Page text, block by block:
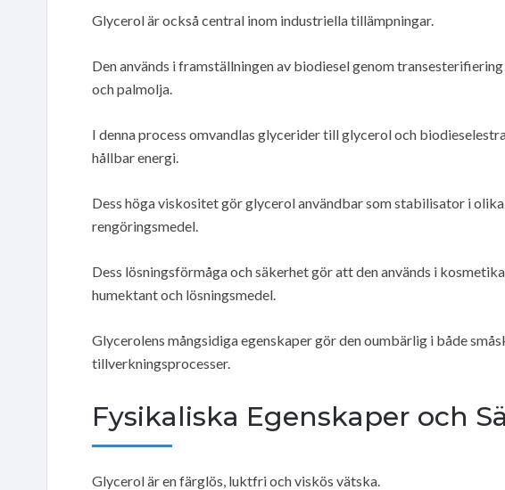
Glycerol är också central inom industriella tillämpningar.
Den används i framställningen av biodiesel genom
och palmolja.
I denna process omvandlas glycerider till glycerol och
hållbar energi.
Dess höga viskositet gör glycerol användbar som stabilisator i
rengöringsmedel.
Dess lösningsförmåga och säkerhet gör att den används i
humektant och lösningsmedel.
Glycerolens mångsidiga egenskaper gör den oumbärlig i både
tillverkningsprocesser.
Fysikaliska Egenskaper och
Glycerol är en färglös, luktfri och viskös vätska.